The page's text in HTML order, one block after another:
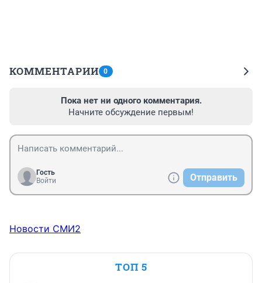
КОММЕНТАРИИ 0
Пока нет ни одного комментария.
Начните обсуждение первым!
Гость
Войти
Отправить
Новости СМИ2
ТОП 5